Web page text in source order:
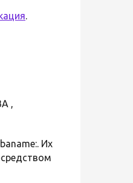
.
,
Их